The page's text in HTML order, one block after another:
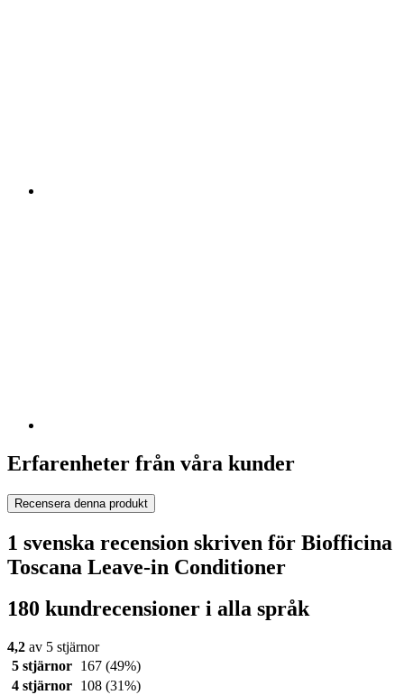
Erfarenheter från våra kunder
Recensera denna produkt
1 svenska recension skriven för Biofficina
Toscana Leave-in Conditioner
180 kundrecensioner i alla språk
4,2 av 5 stjärnor
5 stjärnor
167 (49%)
4 stjärnor
108 (31%)